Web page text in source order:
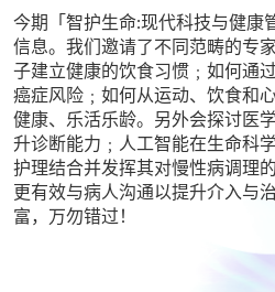
今期「智护生命:现代科技与健康
信息。我们邀请了不同范畴的专
子建立健康的饮食习惯﹔如何通
癌症风险﹔如何从运动、饮食和
健康、乐活乐龄。另外会探讨医
升诊断能力﹔人工智能在生命科
护理结合并发挥其对慢性病调理
更有效与病人沟通以提升介入与
富，万勿错过！